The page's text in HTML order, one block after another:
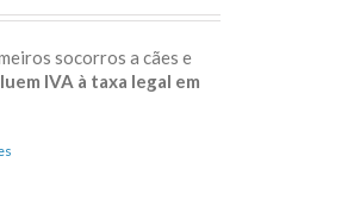
socorros a cães e
IVA à taxa legal em